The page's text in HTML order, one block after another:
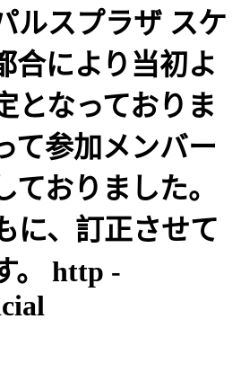
ルスプラザ スケ
合により当初よ
となっておりま
て参加メンバー
ておりました。
に、訂正させて
。 http -